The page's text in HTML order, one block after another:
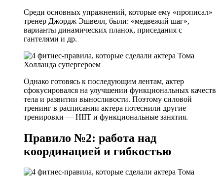
Среди основных упражнений, которые ему «прописал»
тренер Джордж Эшвелл, были: «медвежий шаг»,
варианты динамических планок, приседания с
гантелями и др.
Однако готовясь к последующим лентам, актер
сфокусировался на улучшении функциональных качеств
тела и развитии выносливости. Поэтому силовой
тренинг в расписании актера потеснили другие
тренировки — HIIT и функциональные занятия.
Правило №2: работа над
координацией и гибкостью